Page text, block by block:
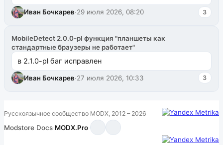
github.com/modx-pro/MiniShop3/issues/481Исправим
в б...
Иван Бочкарев·29 июля 2026, 08:20 3
MobileDetect 2.0.0-pl функция "планшеты как
стандартные браузеры не работает"
в 2.1.0-pl баг исправлен
Иван Бочкарев·27 июля 2026, 10:33 3
Русскоязычное сообщество MODX, 2012 – 2026
Modstore·Docs·MODX.Pro·